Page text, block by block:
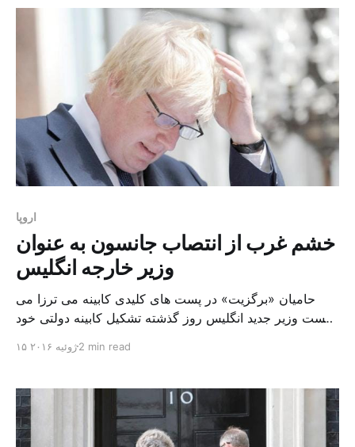
اروپا
خشم غرب از انتصاب جانسون به عنوان
وزیر خارجه انگلیس
حامیان «برگزیت» در پست های کلیدی کابینه می ترزا می
نخست وزیر جدید انگلیس روز گذشته تشکیل کابینه دولتی خود
انگلستان از اتحادیه اروپا در پست های کلیدی، و در رأس آن ها
قابل […]
۱۵ ژوئیه ۲۰۱۶2 min read